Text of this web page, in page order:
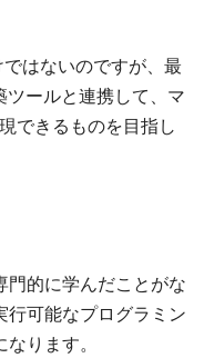
はないのですが、最
ツールと連携して、マ
できるものを目指し
門的に学んだことがな
行可能なプログラミン
ります。